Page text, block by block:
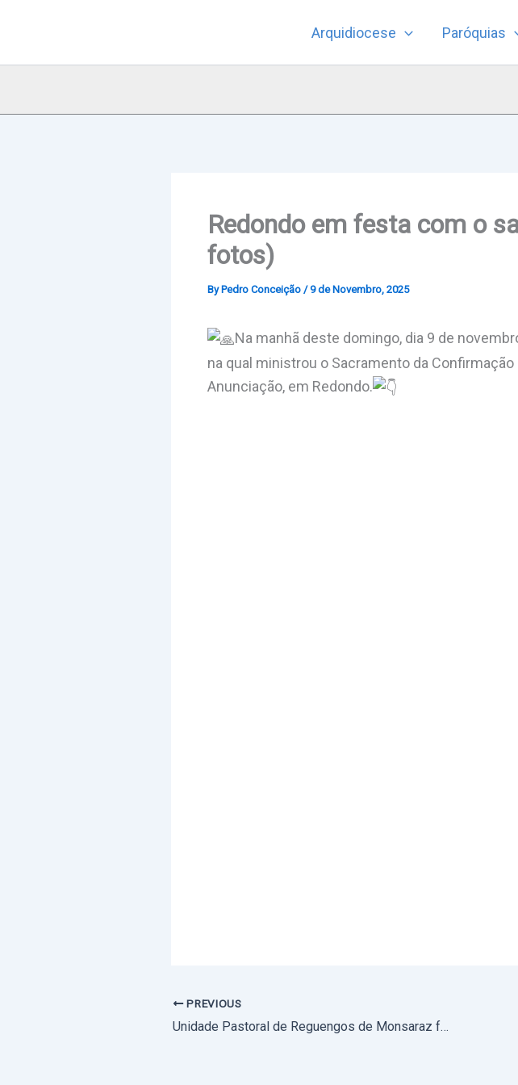
Arquidiocese Paróquias
Redondo em festa com o
fotos)
By Pedro Conceição /9 de Novembro, 2025
Na manhã deste domingo, dia 9 de
na qual ministrou o Sacramento da
Anunciação, em Redondo.
PREVIOUS
Unidade Pastoral de Reguengos de Monsaraz fez Peregrinação Jubilar à Catedral de Évora (com fotos)